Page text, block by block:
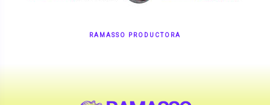
RAMASSO PRODUCTORA